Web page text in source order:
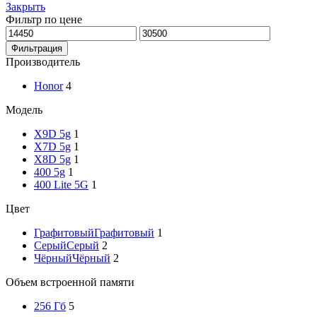
Закрыть
Фильтр по цене
Минимальная
цена
Максимальная
цена
Фильтрация
Производитель
Honor 4
Модель
X9D 5g 1
X7D 5g 1
X8D 5g 1
400 5g 1
400 Lite 5G 1
Цвет
ГрафитовыйГрафитовый 1
СерыйСерый 2
ЧёрныйЧёрный 2
Объем встроенной памяти
256 Гб 5